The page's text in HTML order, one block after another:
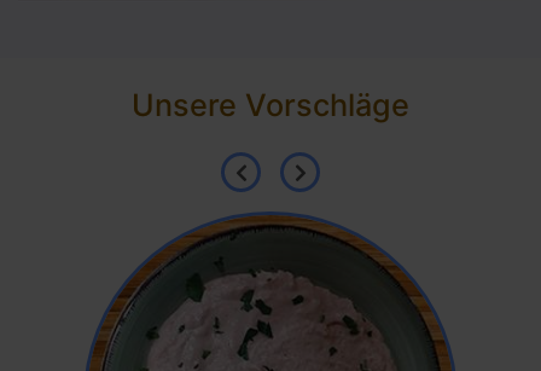
Unsere Vorschläge